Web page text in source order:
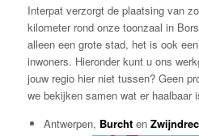
Interpat verzorgt de plaatsing van
kilometer rond onze toonzaal in
alleen een grote stad, het is ook
inwoners. Hieronder kunt u ons
jouw regio hier niet tussen? Geen
we bekijken samen wat er haalbaar
Antwerpen, Burchten